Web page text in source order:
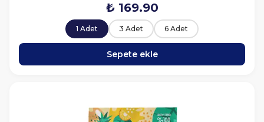
₺ 169.90
1 Adet 3 Adet 6 Adet
Sepete ekle